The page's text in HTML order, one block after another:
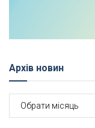
Архів новин
новин